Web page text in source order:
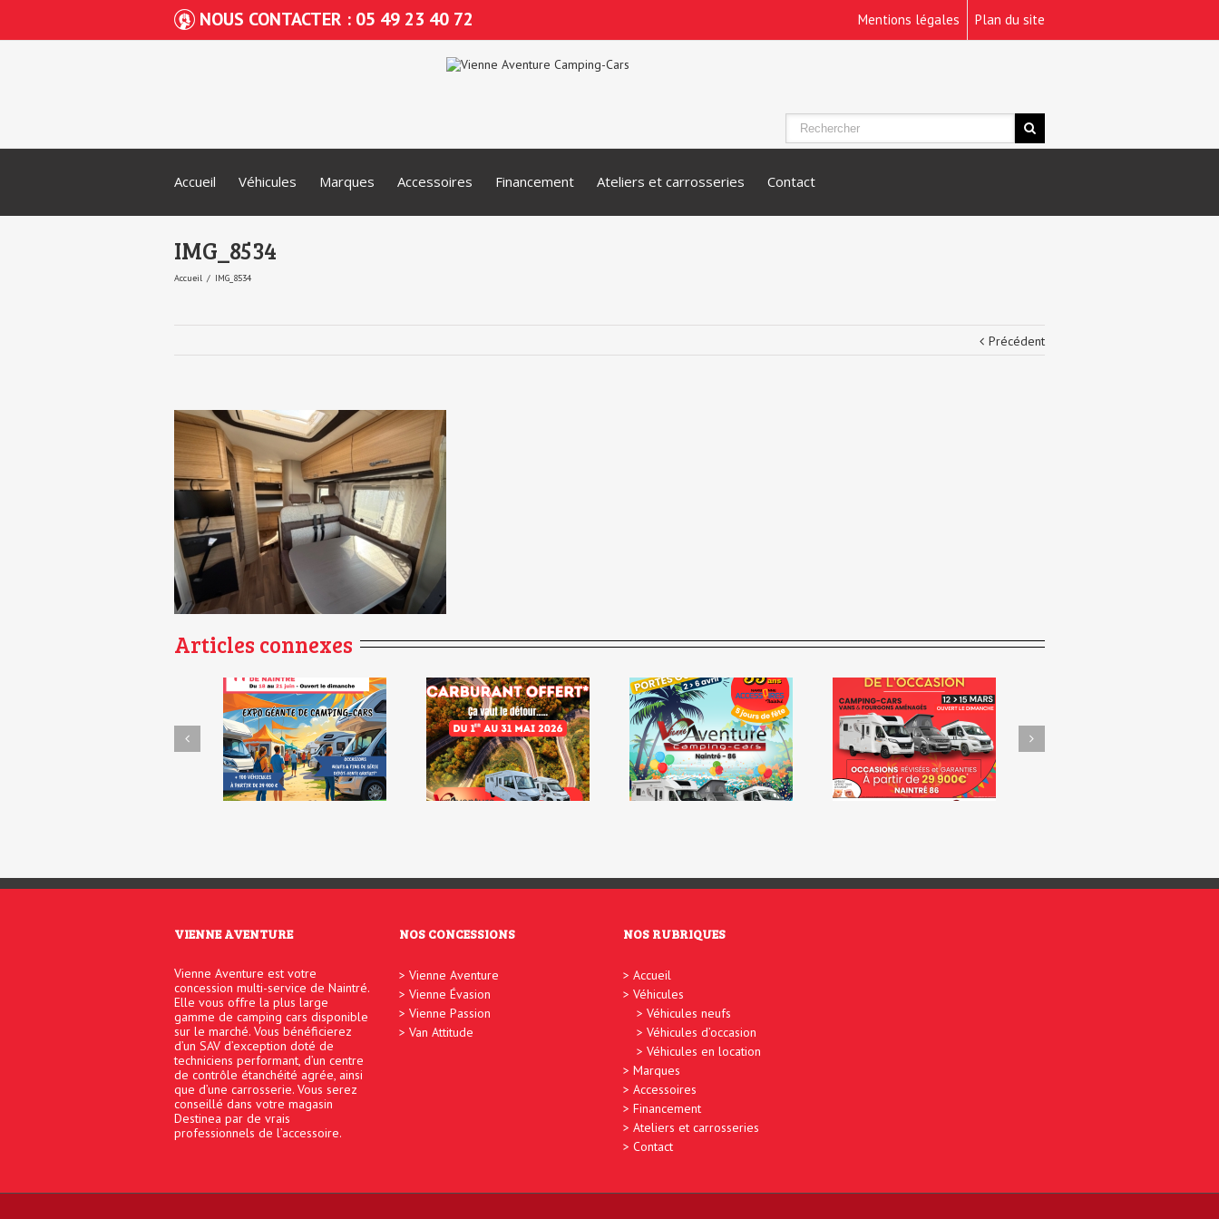
NOUS CONTACTER : 05 49 23 40 72 Mentions légales Plan du site
Accueil Véhicules Marques Accessoires Financement Ateliers et carrosseries Contact
IMG_8534
Accueil IMG_8534
Précédent
Articles connexes
Foire du Dépôt-Vente de
Et si le carburant ne
vous coûtait rien
pendant 1 an ?
🎉 35 ans de Narbonne
Accessoires : 5 jours de
fête au Pôle Loisirs
Naintré ! 🌺
LE GRAND RENDEZ-VOUS
DE L’OCCASION
𝗩𝗲𝗻𝗱𝗲𝘇 𝘃𝗼𝘁𝗿𝗲 𝘃𝗲́𝗵𝗶𝗰𝘂𝗹𝗲
𝗴𝗿𝗮̂𝗰𝗲 𝗮𝘂 𝗱𝗲́𝗽𝗼̂𝘁-𝘃𝗲𝗻𝘁𝗲
𝗮𝘃𝗲𝗰 Vienne Aventure !
VIENNE AVENTURE
Vienne Aventure est votre
concession multi-service de Naintré.
Elle vous offre la plus large
gamme de camping cars disponible
sur le marché. Vous bénéficierez
d’un SAV d’exception doté de
techniciens performant, d’un centre
de contrôle étanchéité agrée, ainsi
que d’une carrosserie. Vous serez
conseillé dans votre magasin
Destinea par de vrais
professionnels de l’accessoire.
NOS CONCESSIONS
Vienne Aventure
Vienne Évasion
Vienne Passion
Van Attitude
NOS RUBRIQUES
Accueil
Véhicules
Véhicules neufs
Véhicules d’occasion
Véhicules en location
Marques
Accessoires
Financement
Ateliers et carrosseries
Contact